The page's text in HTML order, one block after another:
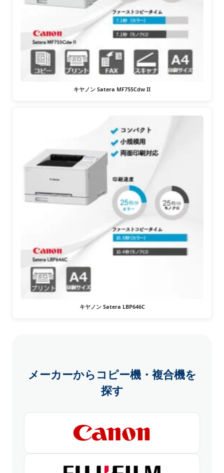
キヤノン Satera MF755Cdw II
キヤノン Satera LBP646C
メーカーからコピー機・複合機を
探す